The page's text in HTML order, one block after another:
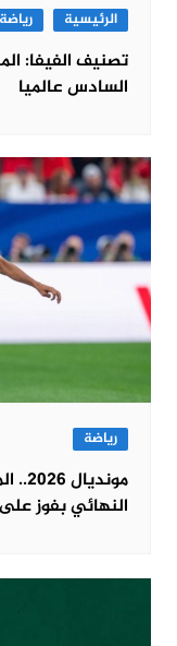
الرئيسية رياضة
تصنيف الفيفا:
السادس عالميا
رياضة
النهائي بفوز